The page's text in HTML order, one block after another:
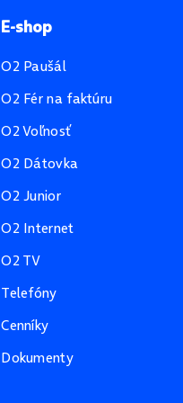
E-shop
O2 Paušál
O2 Fér na faktúru
O2 Voľnosť
O2 Dátovka
O2 Junior
O2 Internet
O2 TV
Telefóny
Cenníky
Dokumenty